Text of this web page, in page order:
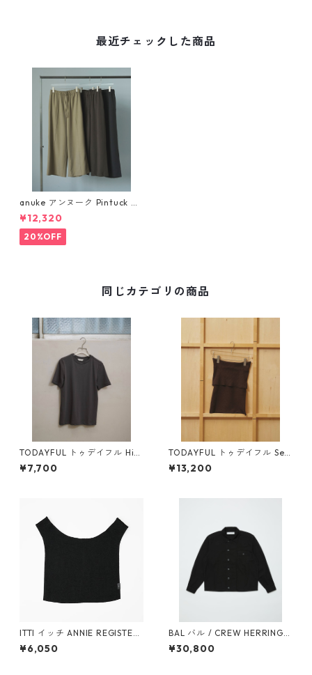
最近チェックした商品
anuke アンヌーク Pintuck Wi
de Pants 62520730
¥12,320
20%OFF
同じカテゴリの商品
TODAYFUL トゥデイフル Hig
hgauge Compact T-shirts
(C/GRY) 12610604
¥7,700
TODAYFUL トゥデイフル Sea
mless Offshoulder Knit (BR
N) 12610531
¥13,200
ITTI イッチ ANNIE REGISTER
BAG - M / CERATO BRIGHT(B
LK)
¥6,050
BAL バル / CREW HERRINGB
ONE OVER SHIRT (BLACK)
¥30,800